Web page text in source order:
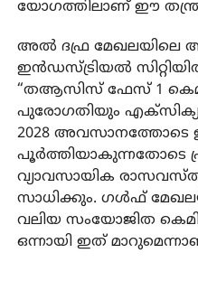
യോഗത്തിലാണ് ഈ
അൽ ദഫ്ര
ഇൻഡസ്ട്രിയൽ
“തആസിസ് ഫേസ് 1
പുരോഗതിയും
2028 അവസാനത്തോടെ
പൂർത്തിയാകുന്നതോടെ
വ്യാവസായിക
സാധിക്കും. ഗൾഫ്
വലിയ സംയോജിത
ഒന്നായി ഇത്